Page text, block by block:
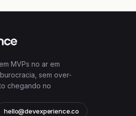
MVPs no ar em
sem over-
chegando no
hello@devexperience.co